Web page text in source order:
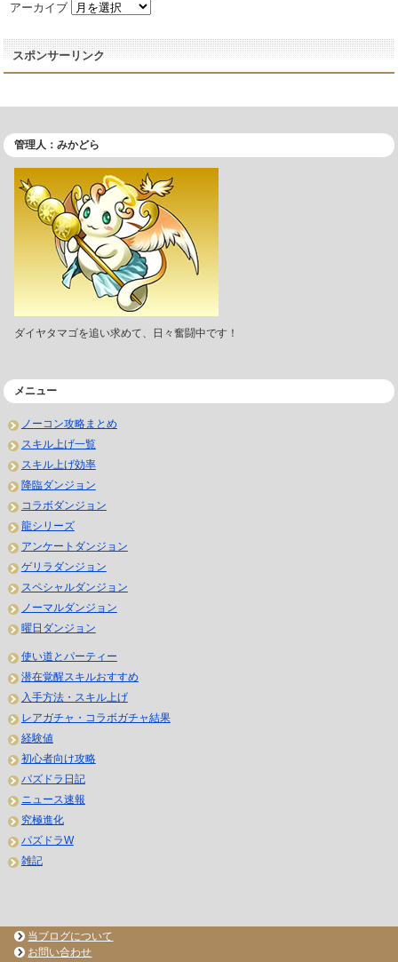
アーカイブ
スポンサーリンク
管理人：みかどら
ダイヤタマゴを追い求めて、日々奮闘中です！
メニュー
ノーコン攻略まとめ
スキル上げ一覧
スキル上げ効率
降臨ダンジョン
コラボダンジョン
龍シリーズ
アンケートダンジョン
ゲリラダンジョン
スペシャルダンジョン
ノーマルダンジョン
曜日ダンジョン
使い道とパーティー
潜在覚醒スキルおすすめ
入手方法・スキル上げ
レアガチャ・コラボガチャ結果
経験値
初心者向け攻略
パズドラ日記
ニュース速報
究極進化
パズドラW
雑記
当ブログについて
お問い合わせ